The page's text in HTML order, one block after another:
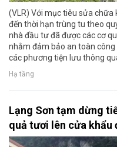
(VLR) Với mục tiêu sửa
đến thời hạn trùng tu theo
nhà đầu tư đã được các cơ
nhằm đảm bảo an toàn
các phương tiện lưu thông
Hạ tầng
Lạng Sơn tạm dừng
quả tươi lên cửa khẩu